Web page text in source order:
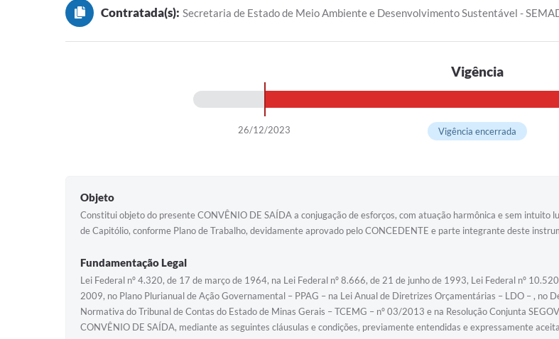
Contratada(s): Secretaria de Estado de Meio Ambiente e Desenvolvimento Sustentável -
Vigência
26/12/2023 Vigência encerrada
Objeto
Constitui objeto do presente CONVÊNIO DE SAÍDA a conjugação de esforços, com atuação harmônica e sem
de Capitólio, conforme Plano de Trabalho, devidamente aprovado pelo CONCEDENTE e parte integrante deste
Fundamentação Legal
Lei Federal nº 4.320, de 17 de março de 1964, na Lei Federal nº 8.666, de 21 de junho de 1993, Lei Federal nº
2009, no Plano Plurianual de Ação Governamental – PPAG – na Lei Anual de Diretrizes Orçamentárias – LDO – ,
Normativa do Tribunal de Contas do Estado de Minas Gerais – TCEMG – nº 03/2013 e na Resolução Conjunta
CONVÊNIO DE SAÍDA, mediante as seguintes cláusulas e condições, previamente entendidas e expressamente